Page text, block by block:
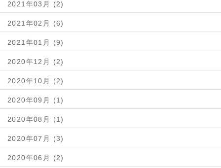
2021年03月 (2)
2021年02月 (6)
2021年01月 (9)
2020年12月 (2)
2020年10月 (2)
2020年09月 (1)
2020年08月 (1)
2020年07月 (3)
2020年06月 (2)